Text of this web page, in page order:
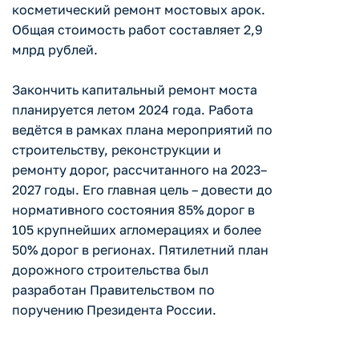
косметический ремонт мостовых арок.
Общая стоимость работ составляет 2,9
млрд рублей.
Закончить капитальный ремонт моста
планируется летом 2024 года. Работа
ведётся в рамках плана мероприятий по
строительству, реконструкции и
ремонту дорог, рассчитанного на 2023–
2027 годы. Его главная цель – довести до
нормативного состояния 85% дорог в
105 крупнейших агломерациях и более
50% дорог в регионах. Пятилетний план
дорожного строительства был
разработан Правительством по
поручению Президента России.